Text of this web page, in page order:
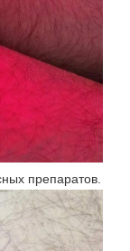
препаратов.